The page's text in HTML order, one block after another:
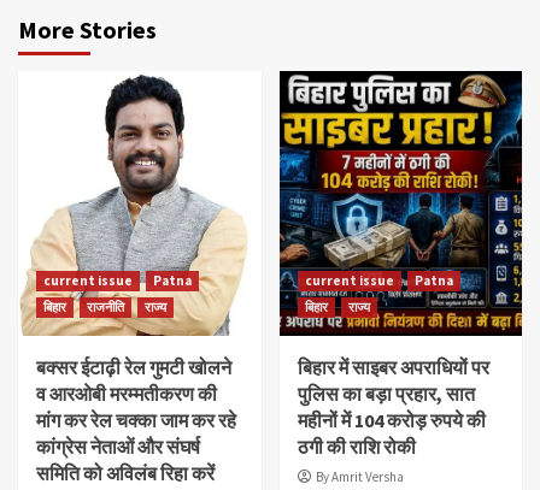
More Stories
current issue
Patna
बिहार
राजनीति राज्य
बक्सर ईटाढ़ी रेल गुमटी खोलने
व आरओबी मरम्मतीकरण की
मांग कर रेल चक्का जाम कर रहे
कांग्रेस नेताओं और संघर्ष
समिति को अविलंब रिहा करें
current issue
Patna
बिहार
राज्य
बिहार में साइबर अपराधियों पर
पुलिस का बड़ा प्रहार, सात
महीनों में 104 करोड़ रुपये की
ठगी की राशि रोकी
By Amrit Versha